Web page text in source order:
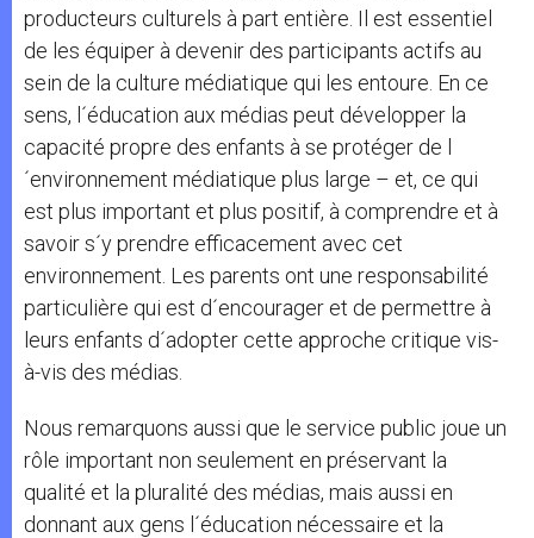
producteurs culturels à part entière. Il est essentiel
de les équiper à devenir des participants actifs au
sein de la culture médiatique qui les entoure. En ce
sens, l´éducation aux médias peut développer la
capacité propre des enfants à se protéger de l
´environnement médiatique plus large – et, ce qui
est plus important et plus positif, à comprendre et à
savoir s´y prendre efficacement avec cet
environnement. Les parents ont une responsabilité
particulière qui est d´encourager et de permettre à
leurs enfants d´adopter cette approche critique vis-
à-vis des médias.
Nous remarquons aussi que le service public joue un
rôle important non seulement en préservant la
qualité et la pluralité des médias, mais aussi en
donnant aux gens l´éducation nécessaire et la